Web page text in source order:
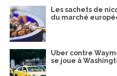
Les sachets de
du marché
Uber contre
se joue à